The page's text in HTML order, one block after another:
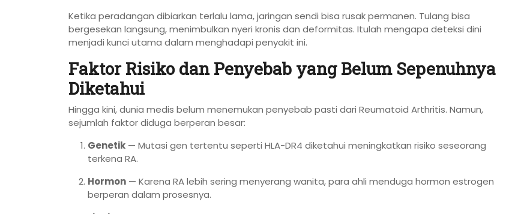
Ketika peradangan dibiarkan terlalu lama, jaringan sendi bisa rusak permanen. Tulang bisa
bergesekan langsung, menimbulkan nyeri kronis dan deformitas. Itulah mengapa deteksi dini
menjadi kunci utama dalam menghadapi penyakit ini.
Faktor Risiko dan Penyebab yang Belum Sepenuhnya
Diketahui
Hingga kini, dunia medis belum menemukan penyebab pasti dari Reumatoid Arthritis. Namun,
sejumlah faktor diduga berperan besar:
Genetik — Mutasi gen tertentu seperti HLA-DR4 diketahui meningkatkan risiko seseorang
terkena RA.
Hormon — Karena RA lebih sering menyerang wanita, para ahli menduga hormon estrogen
berperan dalam prosesnya.